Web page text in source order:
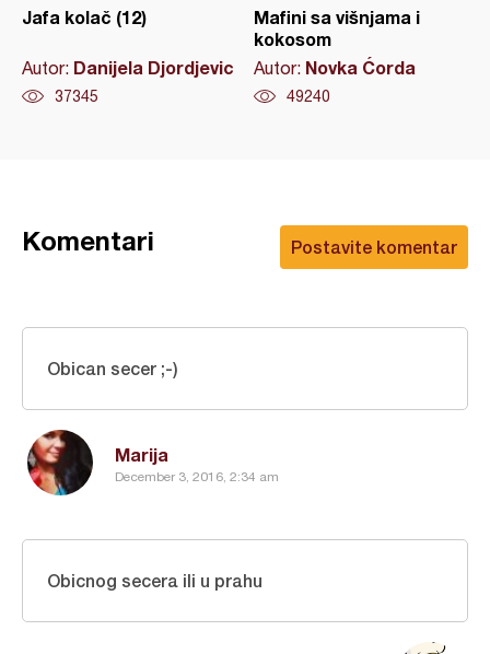
Jafa kolač (12)
Autor: Danijela Djordjevic
37345
Mafini sa višnjama i
kokosom
Autor: Novka Ćorda
49240
Postavite komentar
Komentari
Marija
December 3, 2016, 2:34 am
Obican secer ;-)
Obicnog secera ili u prahu